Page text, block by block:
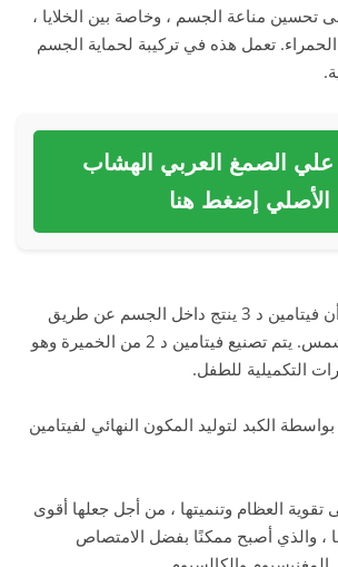
تحسين مناعة الجسم ، وخاصة بين الخلايا ،
الحمراء. تعمل هذه في تركيبة لحماية الجسم
الصمغ العربي الهشاب
الأصلي إضغط هنا
والأهم من ذلك كله ، أن فيتامين د 3 ينتج داخل الجسم عن طريق
الجلد بوجود أشعة الشمس. يتم تصنيع فيتامين د 2 من الخميرة وهو
التكميلية للطفل.
الكبد لتوليد المكون النهائي لفيتامين
تقوية العظام وتنميتها ، من أجل جعلها أقوى
، والذي أصبح ممكنًا بفضل الامتصاص